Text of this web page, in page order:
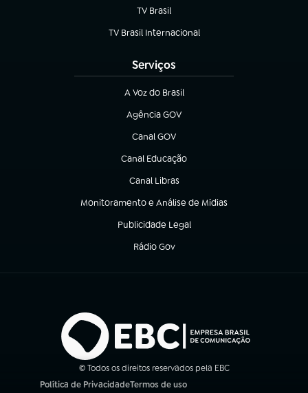
TV Brasil
(abre em nova aba)
TV Brasil Internacional
(abre em nova aba)
Serviços
A Voz do Brasil
(abre em nova aba)
Agência GOV
(abre em nova aba)
Canal GOV
(abre em nova aba)
Canal Educação
(abre em nova aba)
Canal Libras
(abre em nova aba)
Monitoramento e Análise de Mídias
(abre em nova aba)
Publicidade Legal
(abre em nova aba)
Rádio Gov
(abre em nova aba)
© Todos os direitos reservados pela EBC
Política de PrivacidadeTermos de uso